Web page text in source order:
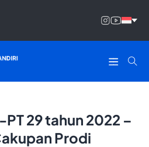
29 tahun 2022 –
Prodi